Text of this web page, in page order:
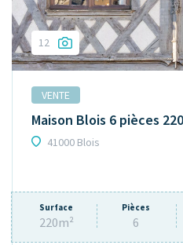
12
VENTE
Maison Blois 6 pièces
41000 Blois
Surface
220m²
Pièces
6